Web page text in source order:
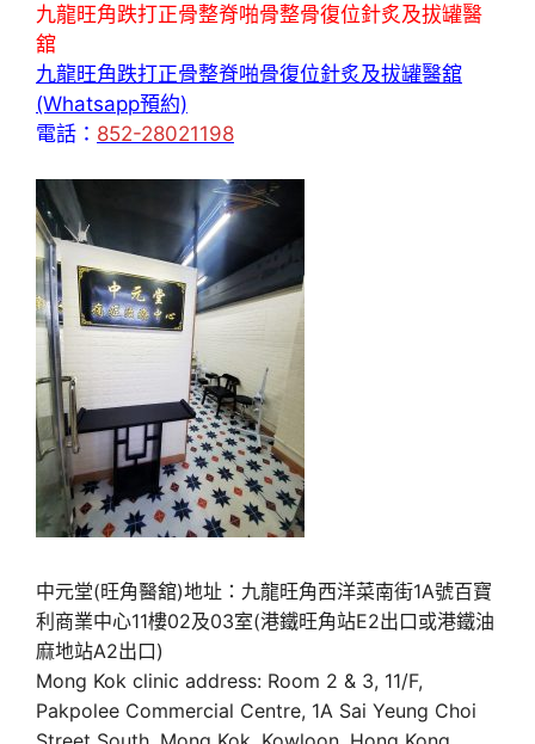
九龍旺角跌打正骨整脊啪骨整骨復位針炙及拔罐醫
舘
九龍旺角跌打正骨整脊啪骨復位針炙及拔罐醫舘
(Whatsapp預約)
電話： 852-28021198
中元堂(旺角醫舘)地址：九龍旺角西洋菜南街1A號百寶
利商業中心11樓02及03室(港鐵旺角站E2出口或港鐵油
麻地站A2出口)
Mong Kok clinic address: Room 2 & 3, 11/F,
Pakpolee Commercial Centre, 1A Sai Yeung Choi